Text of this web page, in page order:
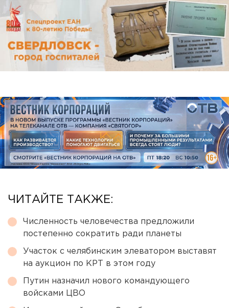
ЧИТАЙТЕ ТАКЖЕ:
Численность человечества предложили
постепенно сократить ради планеты
Участок с челябинским элеватором выставят
на аукцион по КРТ в этом году
Путин назначил нового командующего
войсками ЦВО